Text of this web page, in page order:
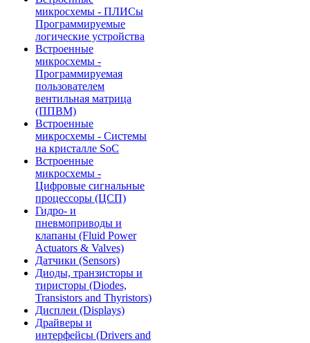
микросхемы - ПЛИСы
Программируемые
логические устройства
Встроенные
микросхемы -
Программируемая
пользователем
вентильная матрица
(ППВМ)
Встроенные
микросхемы - Системы
на кристалле SoC
Встроенные
микросхемы -
Цифровые сигнальные
процессоры (ЦСП)
Гидро- и
пневмоприводы и
клапаны (Fluid Power
Actuators & Valves)
Датчики (Sensors)
Диоды, транзисторы и
тиристоры (Diodes,
Transistors and Thyristors)
Дисплеи (Displays)
Драйверы и
интерфейсы (Drivers and